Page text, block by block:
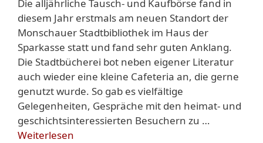
Die alljährliche Tausch- und Kaufbörse fand in
diesem Jahr erstmals am neuen Standort der
Monschauer Stadtbibliothek im Haus der
Sparkasse statt und fand sehr guten Anklang.
Die Stadtbücherei bot neben eigener Literatur
auch wieder eine kleine Cafeteria an, die gerne
genutzt wurde. So gab es vielfältige
Gelegenheiten, Gespräche mit den heimat- und
geschichtsinteressierten Besuchern zu …
Weiterlesen